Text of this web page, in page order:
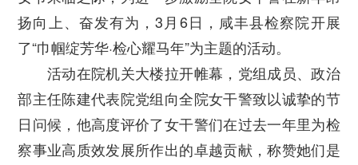
扬向上、奋发有为，3月6日，咸丰县检察院开展
了“巾帼绽芳华·检心耀马年”为主题的活动。
活动在院机关大楼拉开帷幕，党组成员、政治
部主任陈建代表院党组向全院女干警致以诚挚的节
日问候，他高度评价了女干警们在过去一年里为检
察事业高质效发展所作出的卓越贡献，称赞她们是